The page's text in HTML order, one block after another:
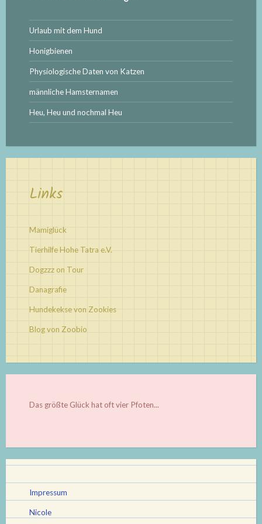
Urlaub mit dem Hund
Honigbienen
Physiologische Daten von Katzen
männliche Hamsternamen
Heu, Heu und nochmal Heu
Links
Mamiglück
Tierhilfe Hohe Tatra e.V.
Dogzzz on Tour
Danagrafie
Hundekekse von Zookies
Blog von Zoobio
Das größte Glück hat oft vier Pfoten...
Impressum
Nicole